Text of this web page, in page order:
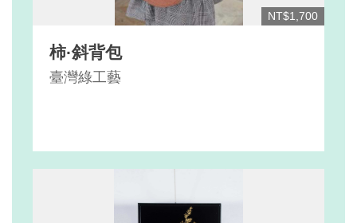
NT$1,700
柿·斜背包
臺灣綠工藝